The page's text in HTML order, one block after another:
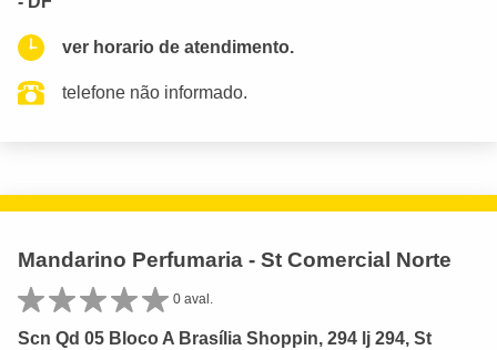
ver horario de atendimento.
telefone não informado.
Mandarino Perfumaria - St Comercial Norte
0 aval.
Scn Qd 05 Bloco A Brasília Shoppin, 294 lj 294, St